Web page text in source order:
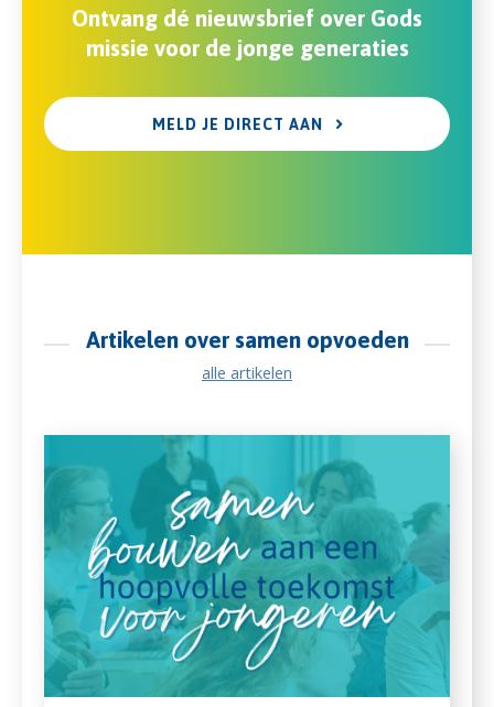
Ontvang dé nieuwsbrief over Gods
missie voor de jonge generaties
MELD JE DIRECT AAN
Artikelen over samen opvoeden
alle artikelen